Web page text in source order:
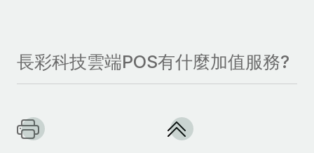
長彩科技雲端POS有什麼加值服務?